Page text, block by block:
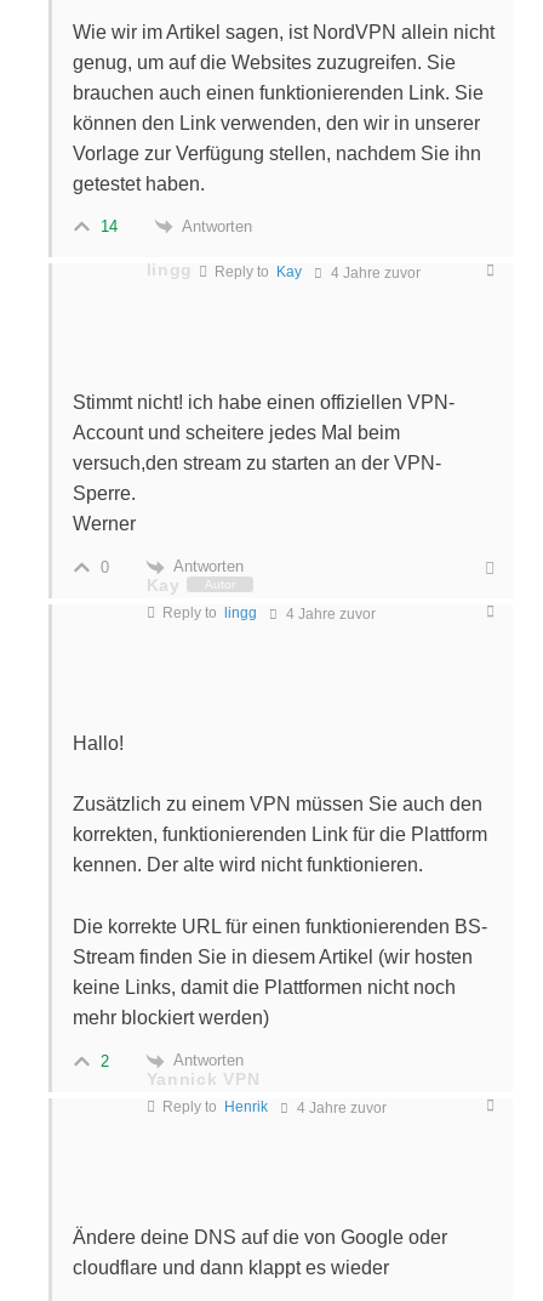
Wie wir im Artikel sagen, ist NordVPN allein nicht
genug, um auf die Websites zuzugreifen. Sie
brauchen auch einen funktionierenden Link. Sie
können den Link verwenden, den wir in unserer
Vorlage zur Verfügung stellen, nachdem Sie ihn
getestet haben.
14 Antworten
lingg Reply to Kay 4 Jahre zuvor
Stimmt nicht! ich habe einen offiziellen VPN-
Account und scheitere jedes Mal beim
versuch,den stream zu starten an der VPN-
Sperre.
Werner
0 Antworten
Kay Autor
Reply to lingg 4 Jahre zuvor
Hallo!
Zusätzlich zu einem VPN müssen Sie auch den
korrekten, funktionierenden Link für die Plattform
kennen. Der alte wird nicht funktionieren.
Die korrekte URL für einen funktionierenden BS-
Stream finden Sie in diesem Artikel (wir hosten
keine Links, damit die Plattformen nicht noch
mehr blockiert werden)
2 Antworten
Yannick VPN
Reply to Henrik 4 Jahre zuvor
Ändere deine DNS auf die von Google oder
cloudflare und dann klappt es wieder